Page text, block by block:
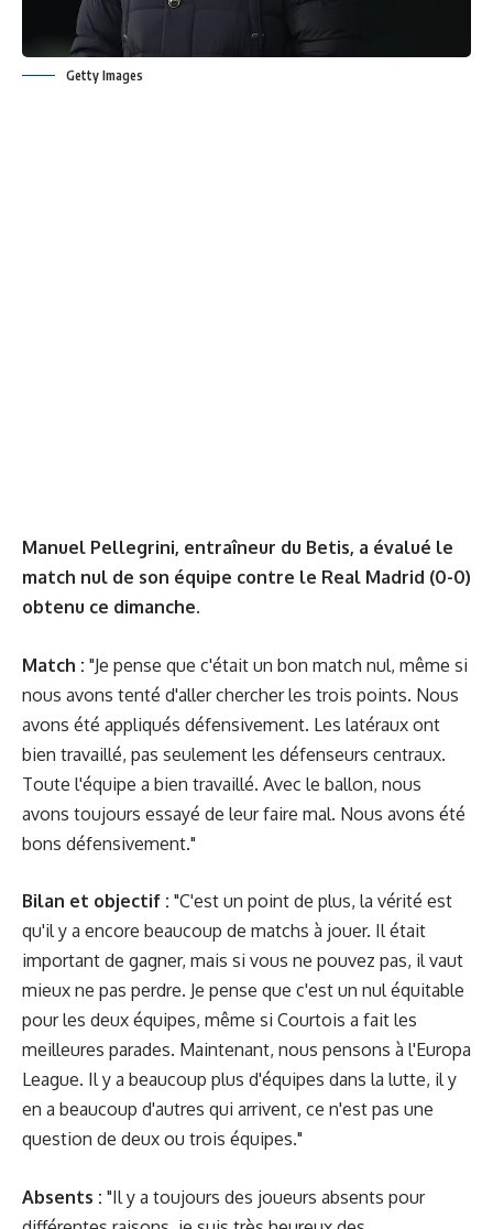
Getty Images
Manuel Pellegrini, entraîneur du Betis, a évalué le
match nul de son équipe contre le Real Madrid (0-0)
obtenu ce dimanche.
Match : "Je pense que c'était un bon match nul, même si
nous avons tenté d'aller chercher les trois points. Nous
avons été appliqués défensivement. Les latéraux ont
bien travaillé, pas seulement les défenseurs centraux.
Toute l'équipe a bien travaillé. Avec le ballon, nous
avons toujours essayé de leur faire mal. Nous avons été
bons défensivement."
Bilan et objectif : "C'est un point de plus, la vérité est
qu'il y a encore beaucoup de matchs à jouer. Il était
important de gagner, mais si vous ne pouvez pas, il vaut
mieux ne pas perdre. Je pense que c'est un nul équitable
pour les deux équipes, même si Courtois a fait les
meilleures parades. Maintenant, nous pensons à l'Europa
League. Il y a beaucoup plus d'équipes dans la lutte, il y
en a beaucoup d'autres qui arrivent, ce n'est pas une
question de deux ou trois équipes."
Absents : "Il y a toujours des joueurs absents pour